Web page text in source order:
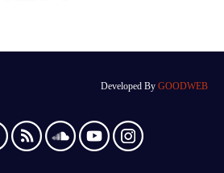
Developed By GOODWEB